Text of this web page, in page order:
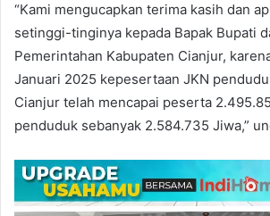
“Kami mengucapkan terima kasih dan
setinggi-tinginya kepada Bapak Bupati
Pemerintahan Kabupaten Cianjur,
Januari 2025 kepesertaan JKN
Cianjur telah mencapai peserta
penduduk sebanyak 2.584.735 Jiwa,”